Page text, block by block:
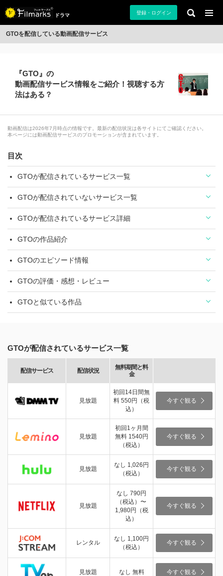
ドラマ 登録・ログイン
GTOを配信している動画配信サービス
『GTO』の
動画配信サービス情報をご紹介！視聴する方
法はある？
動画配信は2026年7月時点の情報です。最新の配信状況は各サイトにてご確認ください。
本ページには動画配信サービスのプロモーションが含まれています。
目次
GTOが配信されているサービス一覧
GTOが配信されていないサービス一覧
GTOが配信されているサービス詳細
GTOの作品紹介
GTOのエピソード情報
GTOの評価・感想・レビュー
GTOと似ている作品
GTOが配信されているサービス一覧
配信サービス 配信状況
無料期間と料
金
見放題
初回14日間無
料 550円（税
込）
今すぐ観る
見放題
初回1ヶ月間
無料 1540円
（税込）
今すぐ観る
見放題
なし 1,026円
（税込）
今すぐ観る
見放題
なし 790円
（税込）〜
1,980円（税
込）
今すぐ観る
レンタル
なし 1,100円
（税込）
今すぐ観る
見放題 なし 無料 今すぐ観る